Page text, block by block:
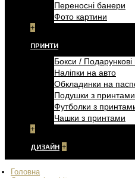
Переносні банери
Фото картини
+
ПРИНТИ
Бокси /
Наліпки на авто
Обкладинки на
Подушки з принтами
Футболки з
Чашки з принтами
+
ДИЗАЙН +
Головна